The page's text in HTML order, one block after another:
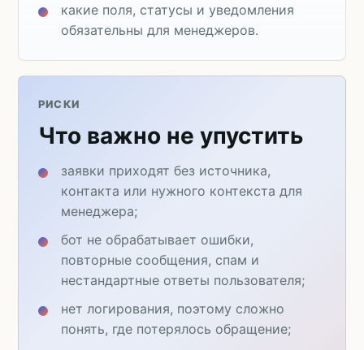
какие поля, статусы и уведомления
обязательны для менеджеров.
РИСКИ
Что важно не упустить
заявки приходят без источника,
контакта или нужного контекста для
менеджера;
бот не обрабатывает ошибки,
повторные сообщения, спам и
нестандартные ответы пользователя;
нет логирования, поэтому сложно
понять, где потерялось обращение;